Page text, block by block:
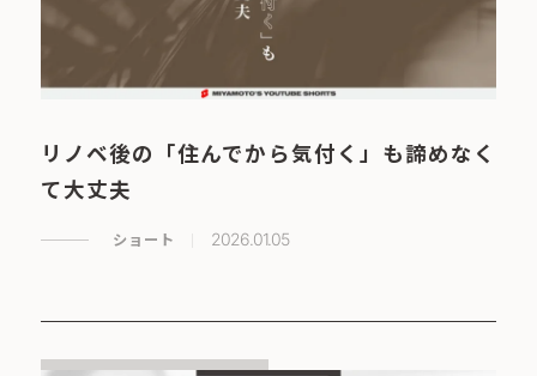
リノベ後の「住んでから気付く」も諦めなく
て大丈夫
ショート 2026.01.05